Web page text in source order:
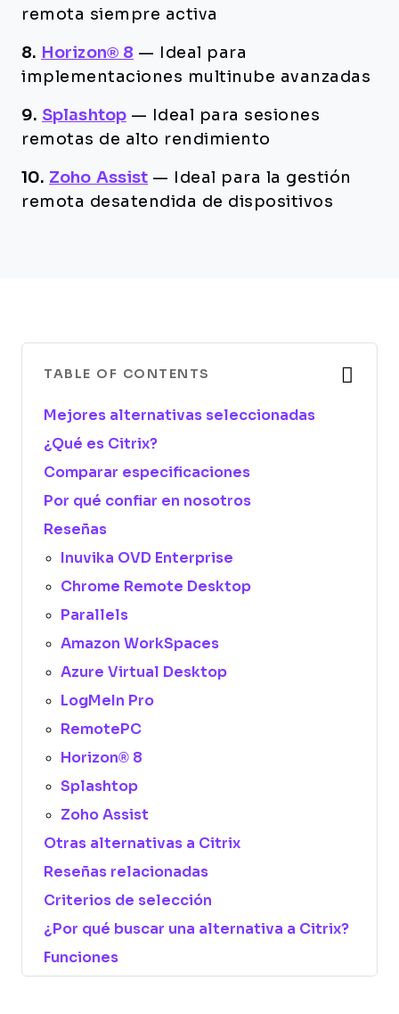
remota siempre activa
8. Horizon® 8 —
Ideal para
implementaciones multinube avanzadas
9. Splashtop —
Ideal para sesiones
remotas de alto rendimiento
10. Zoho Assist —
Ideal para la gestión
remota desatendida de dispositivos
TABLE OF CONTENTS
Mejores alternativas seleccionadas
¿Qué es Citrix?
Comparar especificaciones
Por qué confiar en nosotros
Reseñas
Inuvika OVD Enterprise
Chrome Remote Desktop
Parallels
Amazon WorkSpaces
Azure Virtual Desktop
LogMeIn Pro
RemotePC
Horizon® 8
Splashtop
Zoho Assist
Otras alternativas a Citrix
Reseñas relacionadas
Criterios de selección
¿Por qué buscar una alternativa a Citrix?
Funciones